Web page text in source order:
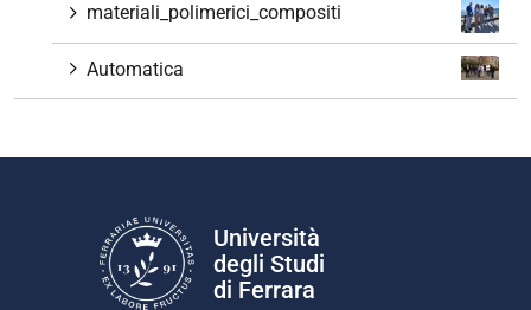
materiali_polimerici_compositi
Automatica
Università
degli Studi
di Ferrara